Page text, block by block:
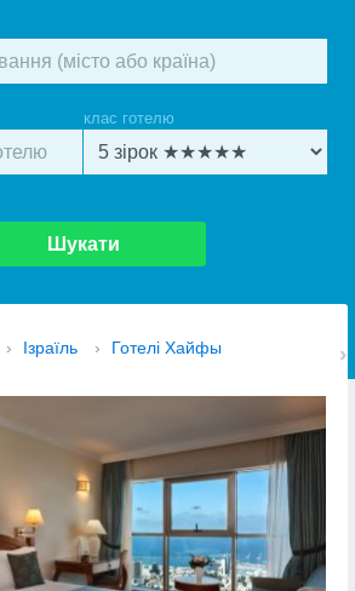
клас готелю
Шукати
› Ізраїль › Готелі Хайфы